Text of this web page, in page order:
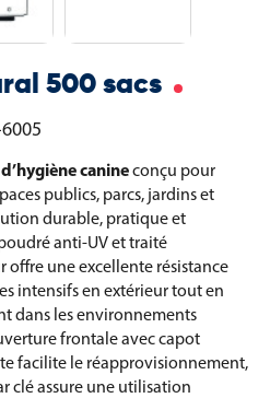
500 sacs
canineconçu pour
publics, parcs, jardins et
durable, pratique et
anti-UV et traité
une excellente résistance
intensifs en extérieur tout en
dans les environnements
frontale avec capot
facilite le réapprovisionnement,
clé assure une utilisation